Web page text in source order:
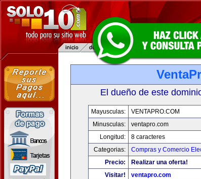
El dueño de este
Mayusculas:
VENTAPRO.COM
Minusculas:
ventapro.com
Longitud:
8 caracteres
Categorias:
Compras y Comercio
Precio:
Realizar una oferta!
Visitar!
ventapro.com